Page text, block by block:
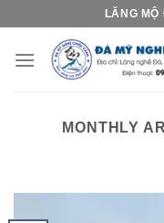
content
LĂNG
MONTHLY